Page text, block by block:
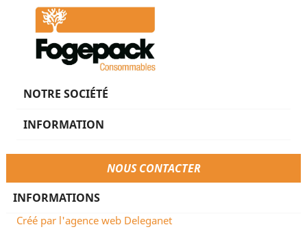
NOTRE SOCIÉTÉ
INFORMATION
NOUS CONTACTER
INFORMATIONS
Créé par l'agence web Deleganet